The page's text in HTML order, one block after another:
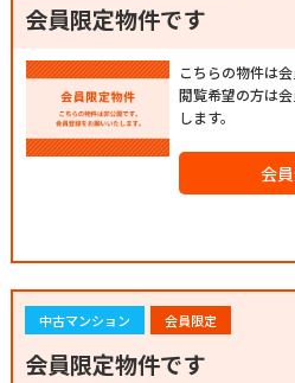
会員限定物件です
こちらの物件は会
閲覧希望の方は
します。
会
中古マンション 会員限定
会員限定物件です